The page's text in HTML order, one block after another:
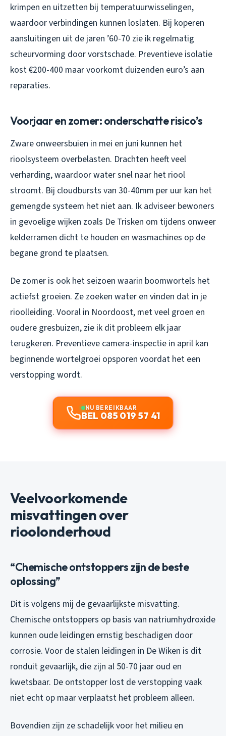
krimpen en uitzetten bij temperatuurwisselingen,
waardoor verbindingen kunnen loslaten. Bij koperen
aansluitingen uit de jaren ’60-70 zie ik regelmatig
scheurvorming door vorstschade. Preventieve isolatie
kost €200-400 maar voorkomt duizenden euro’s aan
reparaties.
Voorjaar en zomer: onderschatte risico’s
Zware onweersbuien in mei en juni kunnen het
rioolsysteem overbelasten. Drachten heeft veel
verharding, waardoor water snel naar het riool
stroomt. Bij cloudbursts van 30-40mm per uur kan het
gemengde systeem het niet aan. Ik adviseer bewoners
in gevoelige wijken zoals De Trisken om tijdens onweer
kelderramen dicht te houden en wasmachines op de
begane grond te plaatsen.
De zomer is ook het seizoen waarin boomwortels het
actiefst groeien. Ze zoeken water en vinden dat in je
rioolleiding. Vooral in Noordoost, met veel groen en
oudere gresbuizen, zie ik dit probleem elk jaar
terugkeren. Preventieve camera-inspectie in april kan
beginnende wortelgroei opsporen voordat het een
verstopping wordt.
NU BEREIKBAAR
BEL 085 019 57 41
Veelvoorkomende
misvattingen over
rioolonderhoud
“Chemische ontstoppers zijn de beste
oplossing”
Dit is volgens mij de gevaarlijkste misvatting.
Chemische ontstoppers op basis van natriumhydroxide
kunnen oude leidingen ernstig beschadigen door
corrosie. Voor de stalen leidingen in De Wiken is dit
ronduit gevaarlijk, die zijn al 50-70 jaar oud en
kwetsbaar. De ontstopper lost de verstopping vaak
niet echt op maar verplaatst het probleem alleen.
Bovendien zijn ze schadelijk voor het milieu en